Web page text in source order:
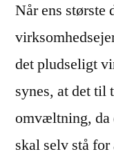
Når ens største
det pludseligt
synes, at det til
omvæltning, da
skal selv stå